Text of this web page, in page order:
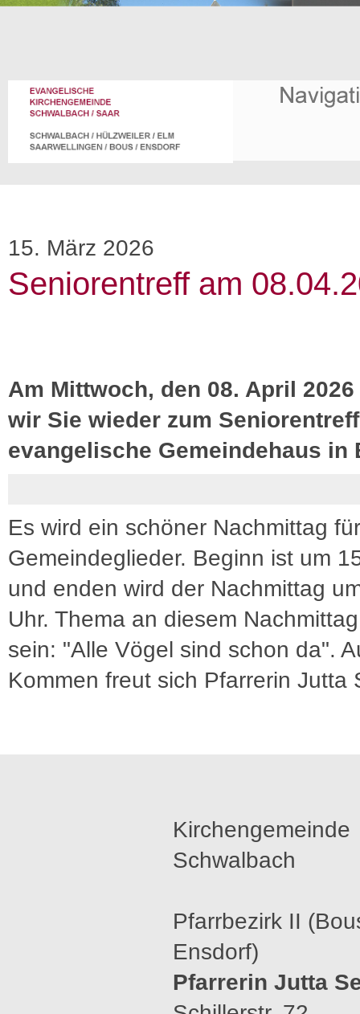
15. März 2026
Seniorentreff am
Am Mittwoch, den 08. April
wir Sie wieder zum
evangelische Gemeindehaus in
Es wird ein schöner Nachmittag
Gemeindeglieder. Beginn ist um
und enden wird der Nachmittag
Uhr. Thema an diesem
sein: "Alle Vögel sind schon da".
Kommen freut sich Pfarrerin Jutta
Kirchengemeinde
Schwalbach
Pfarrbezirk II
Ensdorf)
Pfarrerin Jutta